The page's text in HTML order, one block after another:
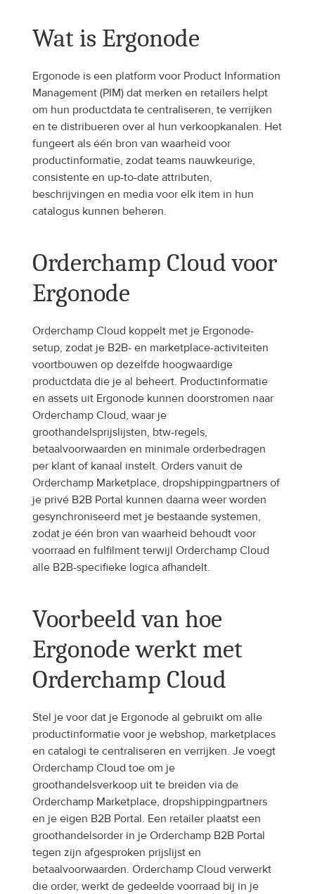
Wat is Ergonode
Ergonode is een platform voor Product Information
Management (PIM) dat merken en retailers helpt
om hun productdata te centraliseren, te verrijken
en te distribueren over al hun verkoopkanalen. Het
fungeert als één bron van waarheid voor
productinformatie, zodat teams nauwkeurige,
consistente en up-to-date attributen,
beschrijvingen en media voor elk item in hun
catalogus kunnen beheren.
Orderchamp Cloud voor
Ergonode
Orderchamp Cloud koppelt met je Ergonode-
setup, zodat je B2B- en marketplace-activiteiten
voortbouwen op dezelfde hoogwaardige
productdata die je al beheert. Productinformatie
en assets uit Ergonode kunnen doorstromen naar
Orderchamp Cloud, waar je
groothandelsprijslijsten, btw-regels,
betaalvoorwaarden en minimale orderbedragen
per klant of kanaal instelt. Orders vanuit de
Orderchamp Marketplace, dropshippingpartners of
je privé B2B Portal kunnen daarna weer worden
gesynchroniseerd met je bestaande systemen,
zodat je één bron van waarheid behoudt voor
voorraad en fulfilment terwijl Orderchamp Cloud
alle B2B-specifieke logica afhandelt.
Voorbeeld van hoe
Ergonode werkt met
Orderchamp Cloud
Stel je voor dat je Ergonode al gebruikt om alle
productinformatie voor je webshop, marketplaces
en catalogi te centraliseren en verrijken. Je voegt
Orderchamp Cloud toe om je
groothandelsverkoop uit te breiden via de
Orderchamp Marketplace, dropshippingpartners
en je eigen B2B Portal. Een retailer plaatst een
groothandelsorder in je Orderchamp B2B Portal
tegen zijn afgesproken prijslijst en
betaalvoorwaarden. Orderchamp Cloud verwerkt
die order, werkt de gedeelde voorraad bij in je